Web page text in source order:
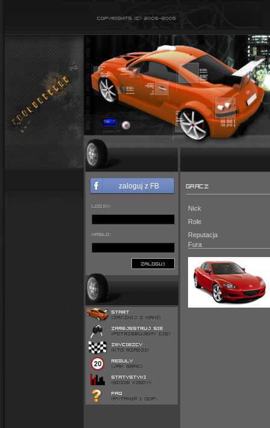
zaloguj z FB
LOGIN:
HASŁO:
ZALOGUJ
GRACZ
Nick
Role
Reputacja
Fura